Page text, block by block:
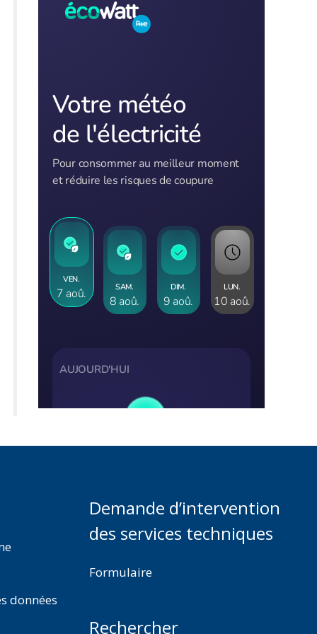
données
Demande d’intervention
des services techniques
Formulaire
Rechercher